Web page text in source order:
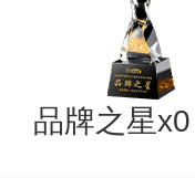
品牌之星x0